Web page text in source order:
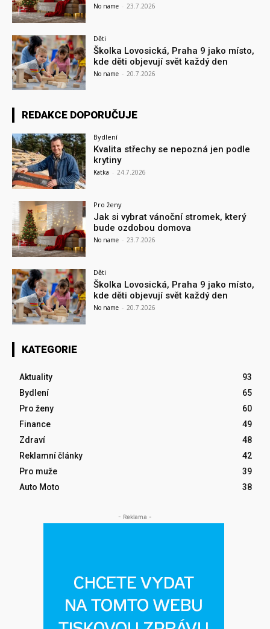
No name - 23.7.2026
Děti
Školka Lovosická, Praha 9 jako místo,
kde děti objevují svět každý den
No name - 20.7.2026
REDAKCE DOPORUČUJE
Bydlení
Kvalita střechy se nepozná jen podle
krytiny
Katka - 24.7.2026
Pro ženy
Jak si vybrat vánoční stromek, který
bude ozdobou domova
No name - 23.7.2026
Děti
Školka Lovosická, Praha 9 jako místo,
kde děti objevují svět každý den
No name - 20.7.2026
KATEGORIE
Aktuality
93
Bydlení
65
Pro ženy
60
Finance
49
Zdraví
48
Reklamní články
42
Pro muže
39
Auto Moto
38
- Reklama -